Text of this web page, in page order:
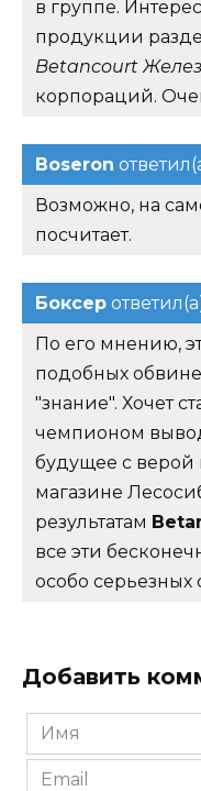
в группе.
продукции
Betancourt
корпораций.
Boseron
Возможно, на
посчитает.
Боксер
По его мнению,
подобных
"знание". Хочет
чемпионом
будущее с верой
магазине
результатам
все эти
особо
Добавить
Имя
*
Email